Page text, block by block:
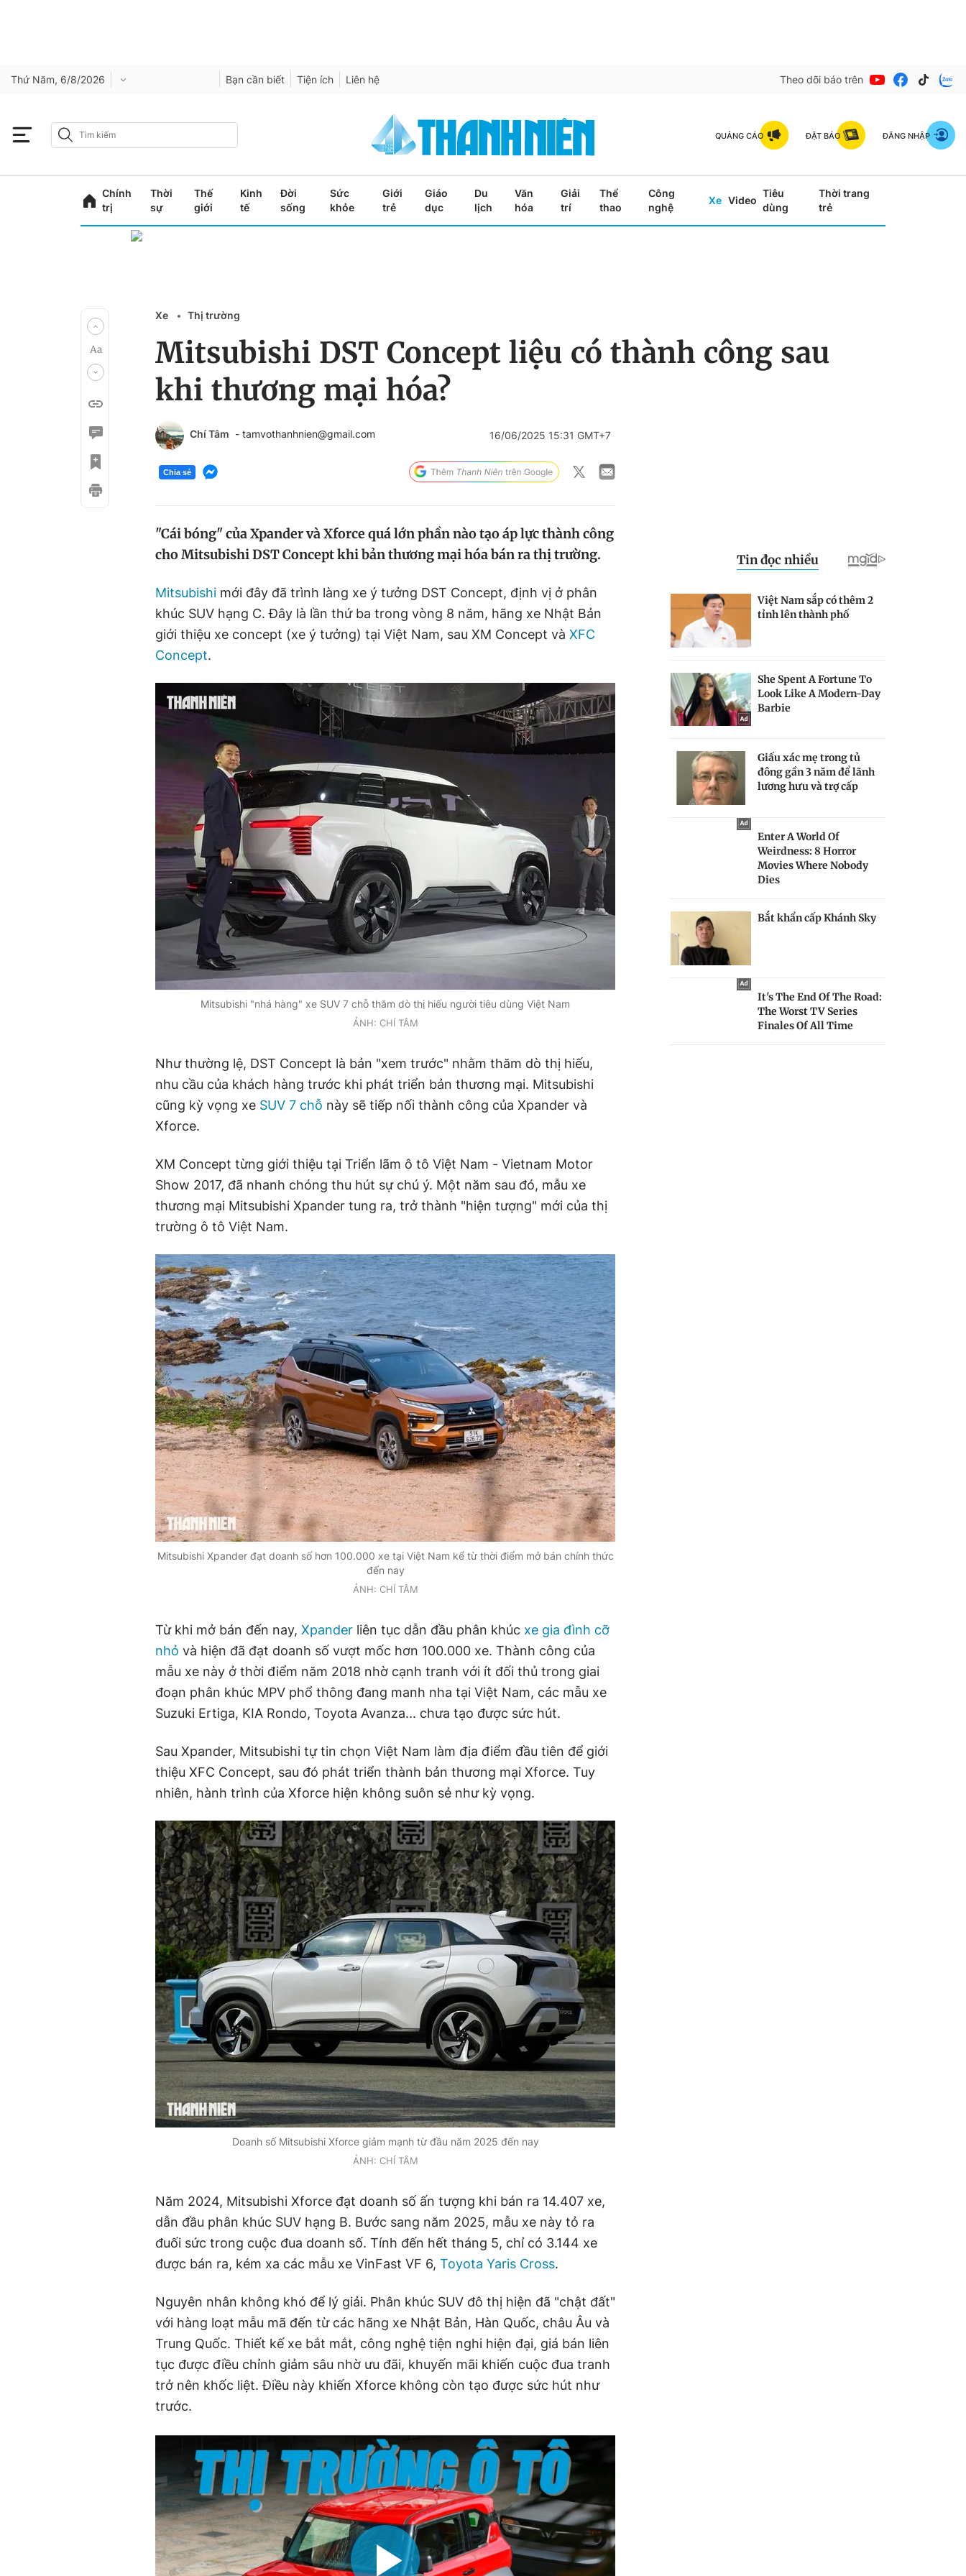
Thứ Năm, 6/8/2026 Bạn cần biết Tiện ích Liên hệ Theo dõi báo trên
QUẢNG CÁO ĐẶT BÁO ĐĂNG NHẬP
Chính
trị
Thời
sự
Thế
giới
Kinh
tế
Đời
sống
Sức
khỏe
Giới
trẻ
Giáo
dục
Du
lịch
Văn
hóa
Giải
trí
Thể
thao
Công
nghệ
Xe Video
Tiêu
dùng
Thời trang
trẻ
Xe Thị trường
Mitsubishi DST Concept liệu có thành công sau
khi thương mại hóa?
Chí Tâm - tamvothanhnien@gmail.com 16/06/2025 15:31 GMT+7
Chia sẻ
"Cái bóng" của Xpander và Xforce quá lớn phần nào tạo áp lực thành công
cho Mitsubishi DST Concept khi bản thương mại hóa bán ra thị trường.
Mitsubishi mới đây đã trình làng xe ý tưởng DST Concept, định vị ở phân
khúc SUV hạng C. Đây là lần thứ ba trong vòng 8 năm, hãng xe Nhật Bản
giới thiệu xe concept (xe ý tưởng) tại Việt Nam, sau XM Concept và XFC
Concept.
Mitsubishi "nhá hàng" xe SUV 7 chỗ thăm dò thị hiếu người tiêu dùng Việt Nam
ẢNH: CHÍ TÂM
Như thường lệ, DST Concept là bản "xem trước" nhằm thăm dò thị hiếu,
nhu cầu của khách hàng trước khi phát triển bản thương mại. Mitsubishi
cũng kỳ vọng xe SUV 7 chỗ này sẽ tiếp nối thành công của Xpander và
Xforce.
XM Concept từng giới thiệu tại Triển lãm ô tô Việt Nam - Vietnam Motor
Show 2017, đã nhanh chóng thu hút sự chú ý. Một năm sau đó, mẫu xe
thương mại Mitsubishi Xpander tung ra, trở thành "hiện tượng" mới của thị
trường ô tô Việt Nam.
Mitsubishi Xpander đạt doanh số hơn 100.000 xe tại Việt Nam kể từ thời điểm mở bán chính thức
đến nay
ẢNH: CHÍ TÂM
Từ khi mở bán đến nay, Xpander liên tục dẫn đầu phân khúc xe gia đình cỡ
nhỏ và hiện đã đạt doanh số vượt mốc hơn 100.000 xe. Thành công của
mẫu xe này ở thời điểm năm 2018 nhờ cạnh tranh với ít đối thủ trong giai
đoạn phân khúc MPV phổ thông đang manh nha tại Việt Nam, các mẫu xe
Suzuki Ertiga, KIA Rondo, Toyota Avanza... chưa tạo được sức hút.
Sau Xpander, Mitsubishi tự tin chọn Việt Nam làm địa điểm đầu tiên để giới
thiệu XFC Concept, sau đó phát triển thành bản thương mại Xforce. Tuy
nhiên, hành trình của Xforce hiện không suôn sẻ như kỳ vọng.
Doanh số Mitsubishi Xforce giảm mạnh từ đầu năm 2025 đến nay
ẢNH: CHÍ TÂM
Năm 2024, Mitsubishi Xforce đạt doanh số ấn tượng khi bán ra 14.407 xe,
dẫn đầu phân khúc SUV hạng B. Bước sang năm 2025, mẫu xe này tỏ ra
đuối sức trong cuộc đua doanh số. Tính đến hết tháng 5, chỉ có 3.144 xe
được bán ra, kém xa các mẫu xe VinFast VF 6, Toyota Yaris Cross.
Nguyên nhân không khó để lý giải. Phân khúc SUV đô thị hiện đã "chật đất"
với hàng loạt mẫu mã đến từ các hãng xe Nhật Bản, Hàn Quốc, châu Âu và
Trung Quốc. Thiết kế xe bắt mắt, công nghệ tiện nghi hiện đại, giá bán liên
tục được điều chỉnh giảm sâu nhờ ưu đãi, khuyến mãi khiến cuộc đua tranh
trở nên khốc liệt. Điều này khiến Xforce không còn tạo được sức hút như
trước.